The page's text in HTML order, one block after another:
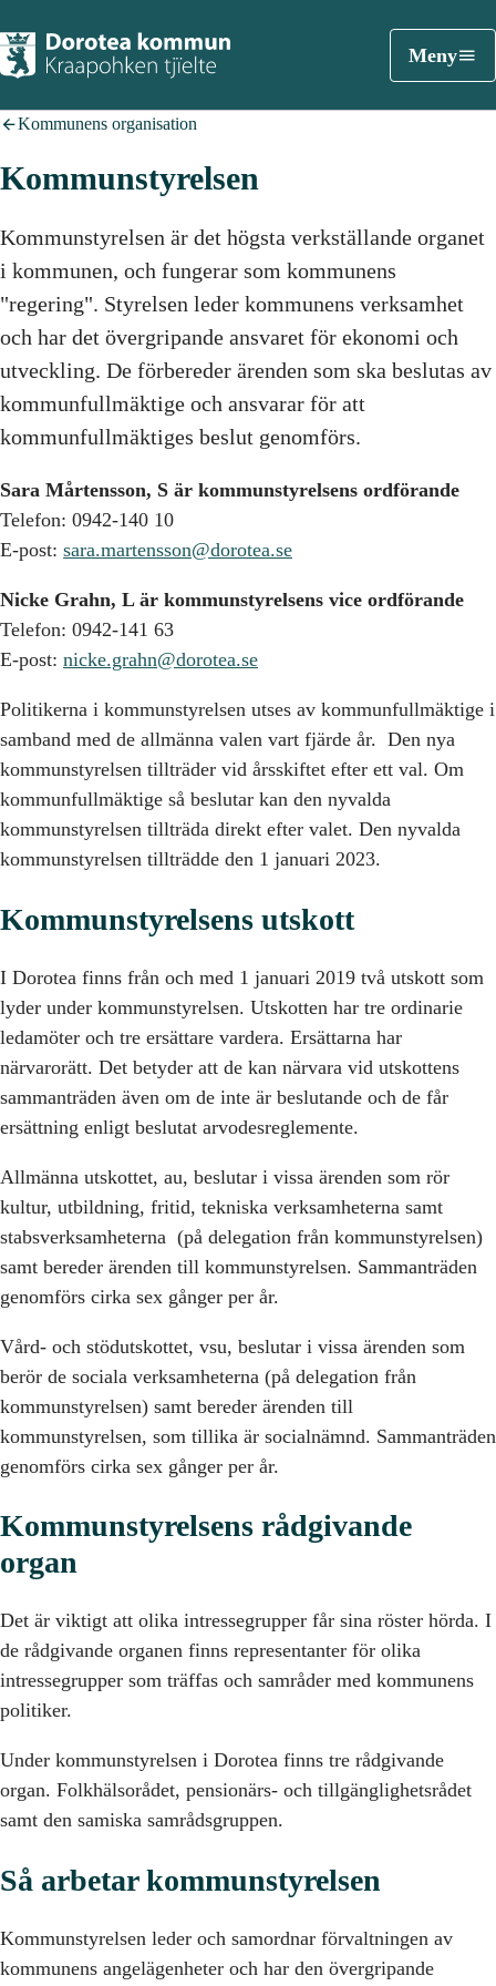
Meny
Kommunens organisation
Kommunstyrelsen
Kommunstyrelsen är det högsta verkställande organet
i kommunen, och fungerar som kommunens
"regering". Styrelsen leder kommunens verksamhet
och har det övergripande ansvaret för ekonomi och
utveckling. De förbereder ärenden som ska beslutas av
kommunfullmäktige och ansvarar för att
kommunfullmäktiges beslut genomförs.
Sara Mårtensson, S är kommunstyrelsens ordförande
Telefon: 0942-140 10
E-post: sara.martensson@dorotea.se
Nicke Grahn, L är kommunstyrelsens vice ordförande
Telefon: 0942-141 63
E-post: nicke.grahn@dorotea.se
Politikerna i kommunstyrelsen utses av kommunfullmäktige i
samband med de allmänna valen vart fjärde år. Den nya
kommunstyrelsen tillträder vid årsskiftet efter ett val. Om
kommunfullmäktige så beslutar kan den nyvalda
kommunstyrelsen tillträda direkt efter valet. Den nyvalda
kommunstyrelsen tillträdde den 1 januari 2023.
Kommunstyrelsens utskott
I Dorotea finns från och med 1 januari 2019 två utskott som
lyder under kommunstyrelsen. Utskotten har tre ordinarie
ledamöter och tre ersättare vardera. Ersättarna har
närvarorätt. Det betyder att de kan närvara vid utskottens
sammanträden även om de inte är beslutande och de får
ersättning enligt beslutat arvodesreglemente.
Allmänna utskottet, au, beslutar i vissa ärenden som rör
kultur, utbildning, fritid, tekniska verksamheterna samt
stabsverksamheterna (på delegation från kommunstyrelsen)
samt bereder ärenden till kommunstyrelsen. Sammanträden
genomförs cirka sex gånger per år.
Vård- och stödutskottet, vsu, beslutar i vissa ärenden som
berör de sociala verksamheterna (på delegation från
kommunstyrelsen) samt bereder ärenden till
kommunstyrelsen, som tillika är socialnämnd. Sammanträden
genomförs cirka sex gånger per år.
Kommunstyrelsens rådgivande
organ
Det är viktigt att olika intressegrupper får sina röster hörda. I
de rådgivande organen finns representanter för olika
intressegrupper som träffas och samråder med kommunens
politiker.
Under kommunstyrelsen i Dorotea finns tre rådgivande
organ. Folkhälsorådet, pensionärs- och tillgänglighetsrådet
samt den samiska samrådsgruppen.
Så arbetar kommunstyrelsen
Kommunstyrelsen leder och samordnar förvaltningen av
kommunens angelägenheter och har den övergripande